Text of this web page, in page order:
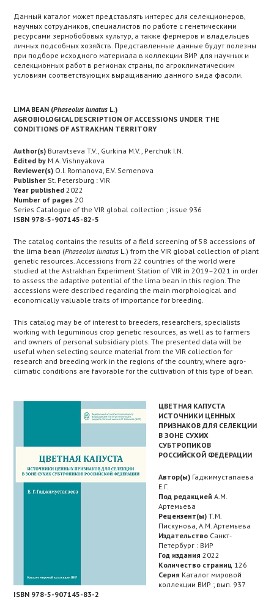
Данный каталог может представлять интерес для селекционеров,
научных сотрудников, специалистов по работе с генетическими
ресурсами зернобобовых культур, а также фермеров и владельцев
личных подсобных хозяйств. Представленные данные будут полезны
при подборе исходного материала в коллекции ВИР для научных и
селекционных работ в регионах страны, по агроклиматическим
условиям соответствующих выращиванию данного вида фасоли.
LIMA BEAN (Phaseolus lunatus L.)
AGROBIOLOGICAL DESCRIPTION OF ACCESSIONS UNDER THE
CONDITIONS OF ASTRAKHAN TERRITORY
Author(s) Buravtseva T.V., Gurkina M.V., Perchuk I.N.
Edited by M.A. Vishnyakova
Reviewer(s) O.I. Romanova, E.V. Semenova
Publisher St. Petersburg : VIR
Year published 2022
Number of pages 20
Series Catalogue of the VIR global collection ; issue 936
ISBN 978-5-907145-82-5
The catalog contains the results of a field screening of 58 accessions of
the lima bean (Phaseolus lunatus L.) from the VIR global collection of plant
genetic resources. Accessions from 22 countries of the world were
studied at the Astrakhan Experiment Station of VIR in 2019–2021 in order
to assess the adaptive potential of the lima bean in this region. The
accessions were described regarding the main morphological and
economically valuable traits of importance for breeding.
This catalog may be of interest to breeders, researchers, specialists
working with leguminous crop genetic resources, as well as to farmers
and owners of personal subsidiary plots. The presented data will be
useful when selecting source material from the VIR collection for
research and breeding work in the regions of the country, where agro-
climatic conditions are favorable for the cultivation of this type of bean.
ЦВЕТНАЯ КАПУСТА
ИСТОЧНИКИ ЦЕННЫХ
ПРИЗНАКОВ ДЛЯ СЕЛЕКЦИИ
В ЗОНЕ СУХИХ
СУБТРОПИКОВ
РОССИЙСКОЙ ФЕДЕРАЦИИ
Автор(ы) Гаджимустапаева
Е.Г.
Под редакцией А.М.
Артемьева
Рецензент(ы) Т.М.
Пискунова, А.М. Артемьева
Издательство Санкт-
Петербург : ВИР
Год издания 2022
Количество страниц 126
Серия Каталог мировой
коллекции ВИР ; вып. 937
ISBN 978-5-907145-83-2